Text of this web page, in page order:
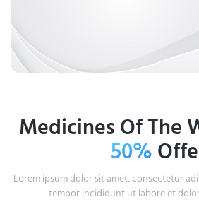
Medicines Of The
50%
Lorem ipsum dolor sit amet, consectetur
tempor incididunt ut labore et